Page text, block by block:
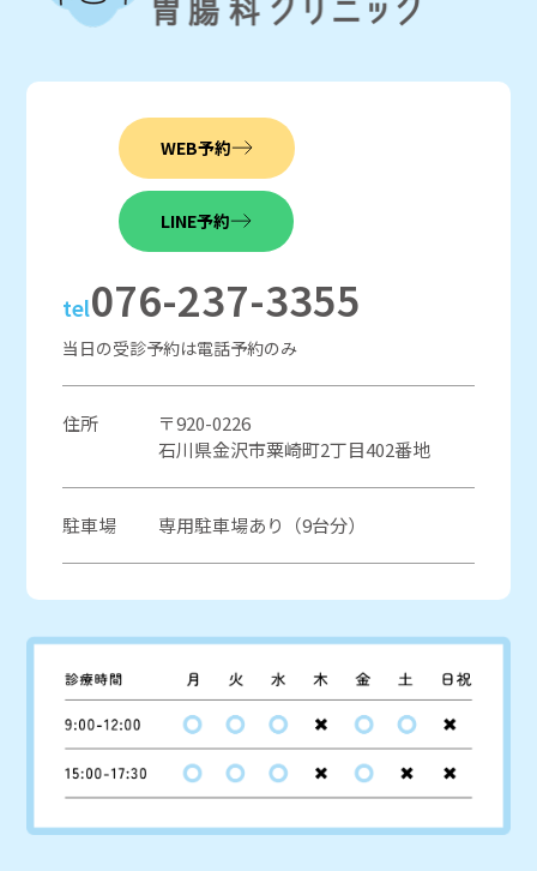
WEB予約
LINE予約
tel076-237-3355
当日の受診予約は電話予約のみ
住所
〒920-0226
石川県金沢市粟崎町2丁目402番地
駐車場 専用駐車場あり（9台分）